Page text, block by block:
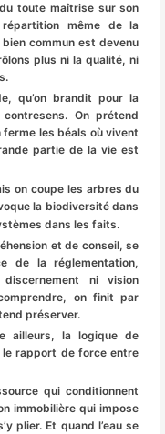
toute maîtrise sur son
même de la
commun est devenu
plus ni la qualité, ni
qu’on brandit pour la
On prétend
les béals où vivent
partie de la vie est
on coupe les arbres du
la biodiversité dans
dans les faits.
et de conseil, se
de la réglementation,
ni vision
on finit par
préserver.
ailleurs, la logique de
le rapport de force entre
qui conditionnent
immobilière qui impose
plier. Et quand l’eau se